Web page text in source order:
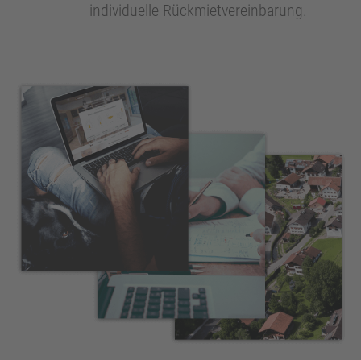
individuelle Rückmietvereinbarung.